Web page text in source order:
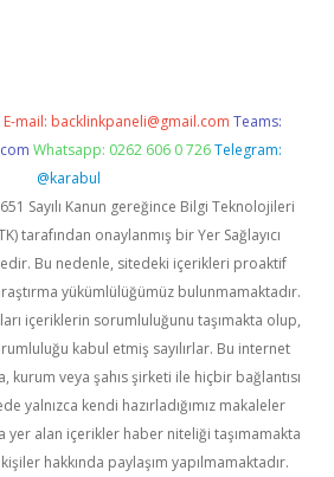
E-mail: backlinkpaneli@gmail.com Teams:
Whatsapp: 0262 606 0 726 Telegram:
@karabul
Sayılı Kanun gereğince Bilgi Teknolojileri
tarafından onaylanmış bir Yer Sağlayıcı
Bu nedenle, sitedeki içerikleri proaktif
yükümlülüğümüz bulunmamaktadır.
içeriklerin sorumluluğunu taşımakta olup,
kabul etmiş sayılırlar. Bu internet
kurum veya şahıs şirketi ile hiçbir bağlantısı
yalnızca kendi hazırladığımız makaleler
yer alan içerikler haber niteliği taşımamakta
hakkında paylaşım yapılmamaktadır.